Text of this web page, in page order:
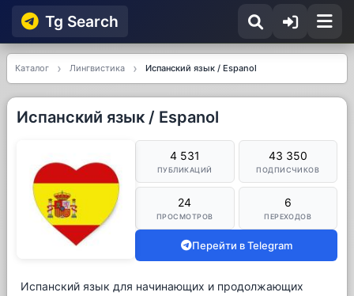
Tg Searсh
Каталог Лингвистика Испанский язык / Espanol
Испанский язык / Espanol
4 531
ПУБЛИКАЦИЙ
43 350
ПОДПИСЧИКОВ
24
ПРОСМОТРОВ
6
ПЕРЕХОДОВ
Перейти в Telegram
Испанский язык для начинающих и продолжающих